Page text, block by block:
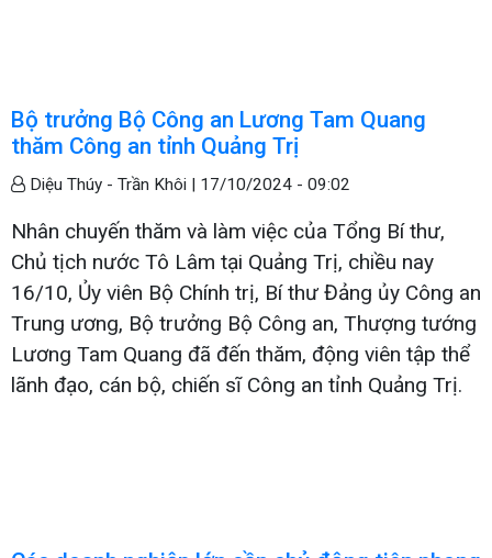
Bộ trưởng Bộ Công an Lương Tam Quang
thăm Công an tỉnh Quảng Trị
Diệu Thúy - Trần Khôi | 17/10/2024 - 09:02
Nhân chuyến thăm và làm việc của Tổng Bí thư,
Chủ tịch nước Tô Lâm tại Quảng Trị, chiều nay
16/10, Ủy viên Bộ Chính trị, Bí thư Đảng ủy Công an
Trung ương, Bộ trưởng Bộ Công an, Thượng tướng
Lương Tam Quang đã đến thăm, động viên tập thể
lãnh đạo, cán bộ, chiến sĩ Công an tỉnh Quảng Trị.